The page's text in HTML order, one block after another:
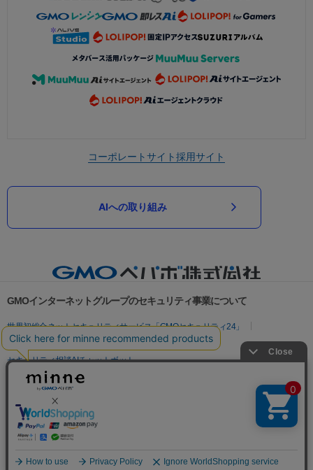
コーポレートサイト採用サイト
AIへの取り組み
GMOインターネットグループのセキュリティ事業について
世界初総合ネットセキュリティサービス「GMOセキュリティ24」
パスワード漏洩診断
Webサイトリスク診断
セキュリティ相談AIチャットボット
実在証明・盗聴対策
サイバー攻撃対策（GMO Flatt Security）
セキュリティ事業の軌跡